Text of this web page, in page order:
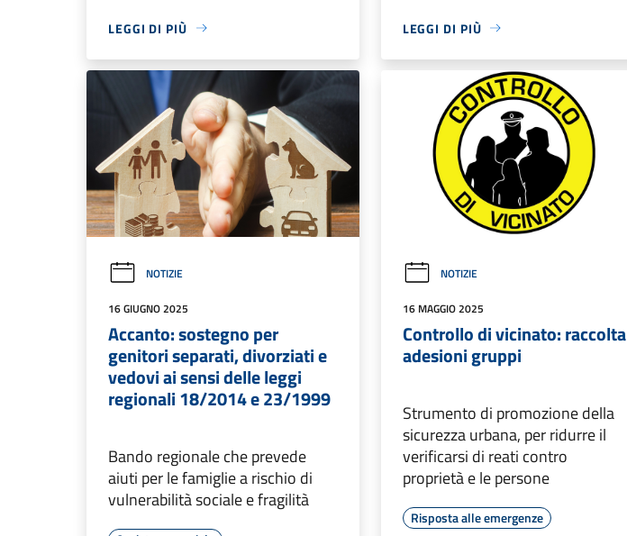
LEGGI DI PIÙ LEGGI DI PIÙ
NOTIZIE
16 GIUGNO 2025
Accanto: sostegno per
genitori separati, divorziati e
vedovi ai sensi delle leggi
regionali 18/2014 e 23/1999
Bando regionale che prevede
aiuti per le famiglie a rischio di
vulnerabilità sociale e fragilità
NOTIZIE
16 MAGGIO 2025
Controllo di vicinato: raccolta
adesioni gruppi
Strumento di promozione della
sicurezza urbana, per ridurre il
verificarsi di reati contro
proprietà e le persone
Risposta alle emergenze